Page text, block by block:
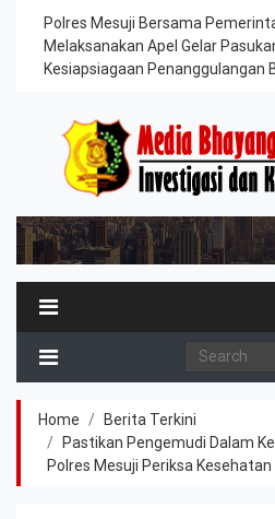
Polres Mesuji Bersama
Melaksanakan Apel Gelar
Kesiapsiagaan Penanggulangan
Home
Berita Terkini
Pastikan Pengemudi Dalam
Polres Mesuji Periksa